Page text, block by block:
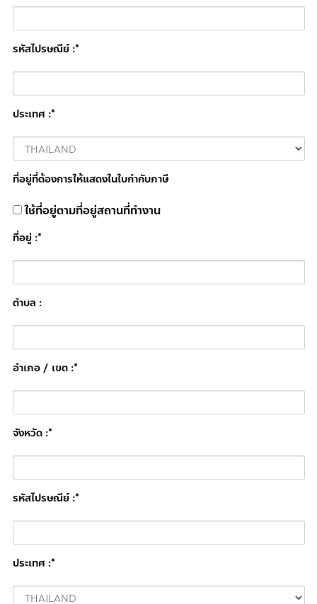
รหัสไปรษณีย์ :*
ประเทศ :*
ที่อยู่ที่ต้องการให้แสดงในใบกำกับภาษี
ใช้ที่อยู่ตามที่อยู่สถานที่ทำงาน
ที่อยู่ :*
ตำบล :
อำเภอ / เขต :*
จังหวัด :*
รหัสไปรษณีย์ :*
ประเทศ :*